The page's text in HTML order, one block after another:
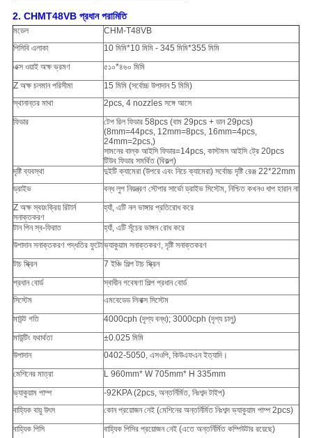
2. CHMT48VB প্রধান পরামিতি
মডেল
CHM-T48VB
পিসিবি এলাকা
10 মিমি*10 মিমি - 345 মিমি*355 মিমি
এক্স ওয়াই অক্ষ ভ্রমণ
৫১০*৪৬০ মিমি
Z অক্ষ চলমান পরিসীমা
15 মিমি (সর্বোচ্চ উপাদান 5 মিমি)
স্থানান্তর মাথা
2pcs, 4 nozzles সঙ্গে আসে
ফিডার
টেপ রিল ফিডার 58pcs (বাম 29pcs + ডান 29pcs)
(8mm=44pcs, 12mm=8pcs, 16mm=4pcs,
24mm=2pcs,)
সামনের বাল্ক আইসি ফিডার=14pcs, কাস্টমস আইসি ট্রে 20pcs
টিউব ফিডার সমর্থিত (বিকল্প)
দৃষ্টি ব্যবস্থা
দুইটি ক্যামেরা (উপরে এবং নিচে ক্যামেরা) সর্বোচ্চ দৃষ্টি রেঞ্জ 22*22mm
ড্রাইভ
বন্ধ লুপ নিয়ন্ত্রণ স্টেপার সার্ভো ড্রাইভ সিস্টেম, নিশ্চিত কখনও ধাপ হারান না
Z অক্ষ স্বয়ংক্রিয় রিটার্ন
সনাক্তকরণ
হ্যাঁ, এটি নল ভাঙ্গার প্রতিরোধ করে
টান পিন স্ব-ফিরাত
হ্যাঁ, এটি সূঁচের ভাঙ্গন রোধ করে
উপাদান সনাক্তকরণ পদ্ধতির ফুটোভ্যাকুয়াম সনাক্তকরণ, দৃষ্টি সনাক্তকরণ
টাচ স্ক্রিন
7 ইঞ্চি শিল্প টাচ স্ক্রিন
প্রধান বোর্ড
স্বাধীন গবেষণা শিল্প প্রধান বোর্ড
সিস্টেম
এমবেডেড লিনাক্স সিস্টেম
মাউন্ট গতি
4000cph (দৃশ্য বন্ধ); 3000cph (দৃশ্য চালু)
মাউন্টিং যথার্থতা
±0.025 মিমি
উপাদান
0402-5050, এসওপি, কিউএফএন ইত্যাদি।
মেশিনের মাত্রা
L 960mm* W 705mm* H 335mm
ভ্যাকুয়াম পাম্প
-92KPA (2pcs, অন্তর্নির্মিত, নিঃশব্দ টাইপ)
বাহ্যিক বায়ু উৎস
কোন প্রয়োজন নেই (মেশিনের অন্তর্নির্মিত নিঃশব্দ ভ্যাকুয়াম পাম্প 2pcs)
বাহ্যিক পিসি
বাহ্যিক পিসির প্রয়োজন নেই (এতে অন্তর্নির্মিত কম্পিউটার রয়েছে)